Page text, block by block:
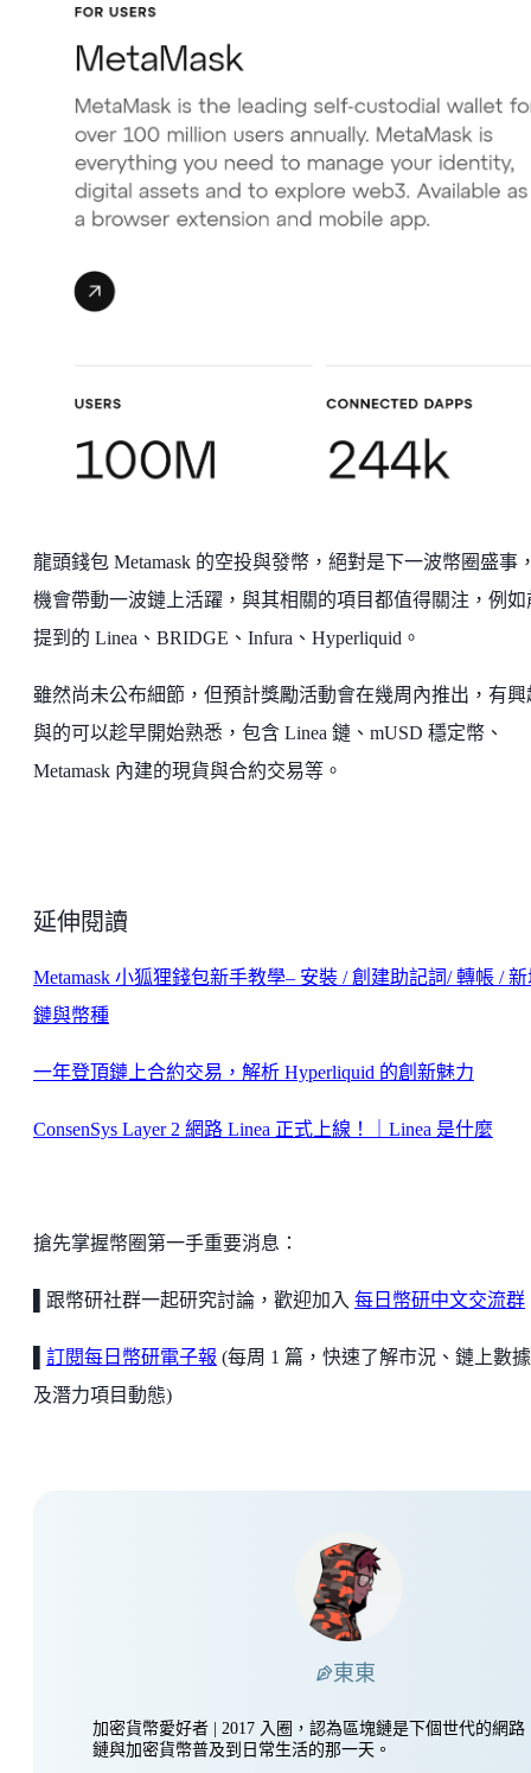
龍頭錢包 Metamask 的空投與發幣，絕對是下一波幣圈盛事
機會帶動一波鏈上活躍，與其相關的項目都值得關注，例如
提到的 Linea、BRIDGE、Infura、Hyperliquid。
雖然尚未公布細節，但預計獎勵活動會在幾周內推出，有興
與的可以趁早開始熟悉，包含 Linea 鏈、mUSD 穩定幣、
Metamask 內建的現貨與合約交易等。
延伸閱讀
Metamask 小狐狸錢包新手教學– 安裝 / 創建助記詞/ 轉帳 /
鏈與幣種
一年登頂鏈上合約交易，解析 Hyperliquid 的創新魅力
ConsenSys Layer 2 網路 Linea 正式上線！｜Linea 是什麼
搶先掌握幣圈第一手重要消息：
▌跟幣研社群一起研究討論，歡迎加入 每日幣研中文交流群
訂閱每日幣研電子報 (每周 1 篇，快速了解市況、鏈上數
及潛力項目動態)
東東
加密貨幣愛好者 | 2017 入圈，認為區塊鏈是下個世代的網路
鏈與加密貨幣普及到日常生活的那一天。